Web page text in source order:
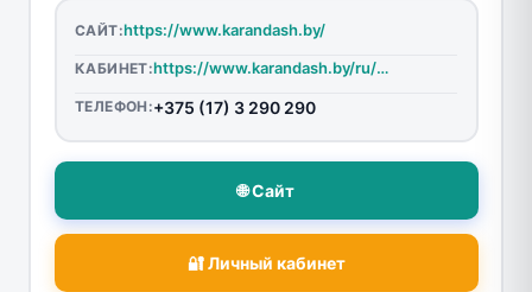
САЙТ:https://www.karandash.by/
КАБИНЕТ: https://www.karandash.by/ru/account/login
ТЕЛЕФОН:+375 (17) 3 290 290
🌐 Сайт
🔐 Личный кабинет